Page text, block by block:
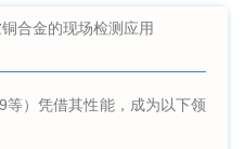
）凭借其性能，成为以下领